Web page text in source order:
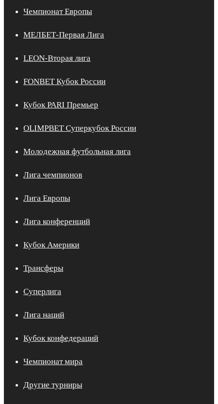
Чемпионат Европы
МЕЛБЕТ-Первая Лига
LEON-Вторая лига
FONBET Кубок России
Кубок PARI Премьер
OLIMPBET Суперкубок России
Молодежная футбольная лига
Лига чемпионов
Лига Европы
Лига конференций
Кубок Америки
Трансферы
Суперлига
Лига наций
Кубок конфедераций
Чемпионат мира
Другие турниры